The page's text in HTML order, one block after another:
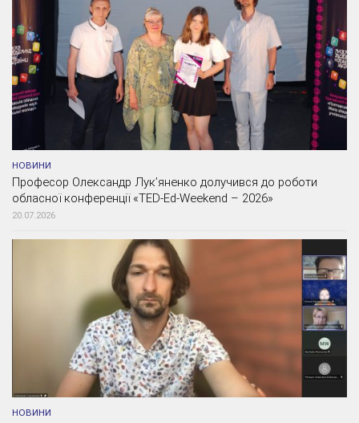
НОВИНИ
Професор Олександр Лук’яненко долучився до роботи
обласної конференції «TED-Ed-Weekend – 2026»
20.07.2026
НОВИНИ